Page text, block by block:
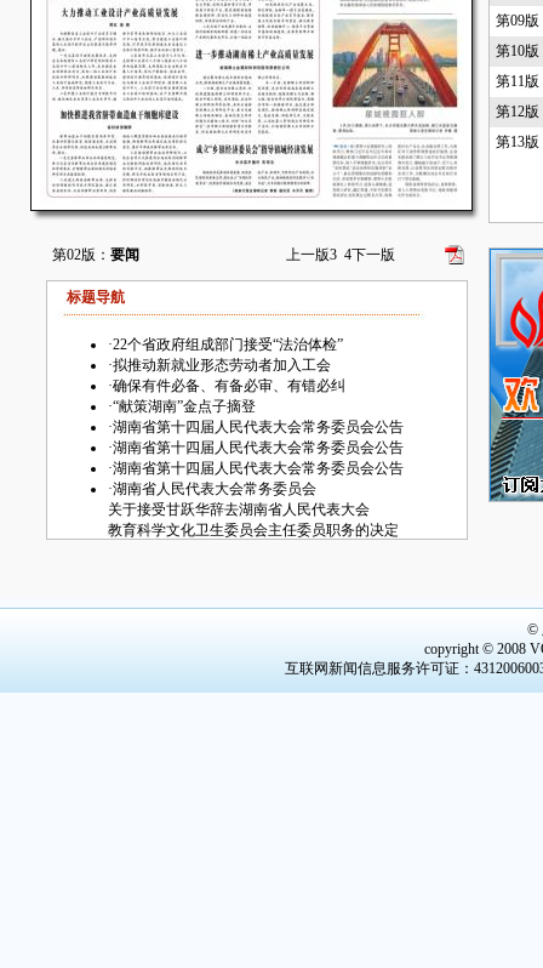
第02版： 要闻 上一版3 4下一版
标题导航
·22个省政府组成部门接受“法治体检”
·拟推动新就业形态劳动者加入工会
·确保有件必备、有备必审、有错必纠
·“献策湖南”金点子摘登
·湖南省第十四届人民代表大会常务委员会公告
·湖南省第十四届人民代表大会常务委员会公告
·湖南省第十四届人民代表大会常务委员会公告
·湖南省人民代表大会常务委员会
关于接受甘跃华辞去湖南省人民代表大会
教育科学文化卫生委员会主任委员职务的决定
第09版
第10版
第11版
第12版
第13
©
copyright © 2008
互联网新闻信息服务许可证：